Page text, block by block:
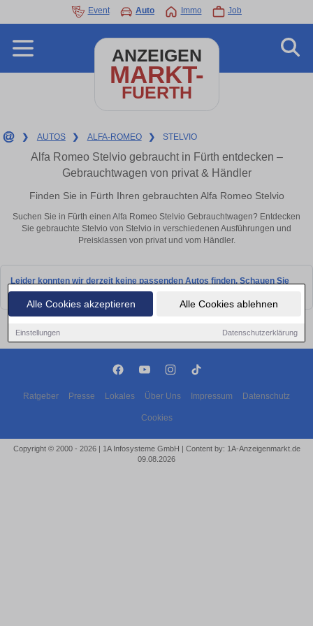
Alle Cookies akzeptieren Alle Cookies ablehnen
Einstellungen Datenschutzerklärung
Event Auto Immo Job
ANZEIGEN
MARKT-
FUERTH
❯ AUTOS ❯ ALFA-ROMEO ❯ STELVIO
Alfa Romeo Stelvio gebraucht in Fürth entdecken –
Gebrauchtwagen von privat & Händler
Finden Sie in Fürth Ihren gebrauchten Alfa Romeo Stelvio
Suchen Sie in Fürth einen Alfa Romeo Stelvio Gebrauchtwagen? Entdecken
Sie gebrauchte Stelvio von Stelvio in verschiedenen Ausführungen und
Preisklassen von privat und vom Händler.
Leider konnten wir derzeit keine passenden Autos finden. Schauen Sie
bald wieder vorbei!
Ratgeber Presse Lokales Über Uns Impressum Datenschutz
Cookies
Copyright © 2000 - 2026 | 1A Infosysteme GmbH | Content by: 1A-Anzeigenmarkt.de
09.08.2026